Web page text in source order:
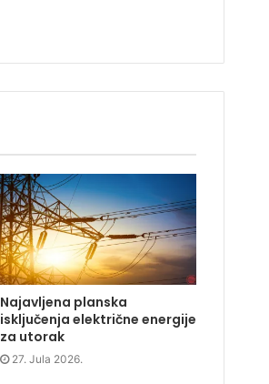
Najavljena planska
isključenja električne energije
za utorak
27. Jula 2026.